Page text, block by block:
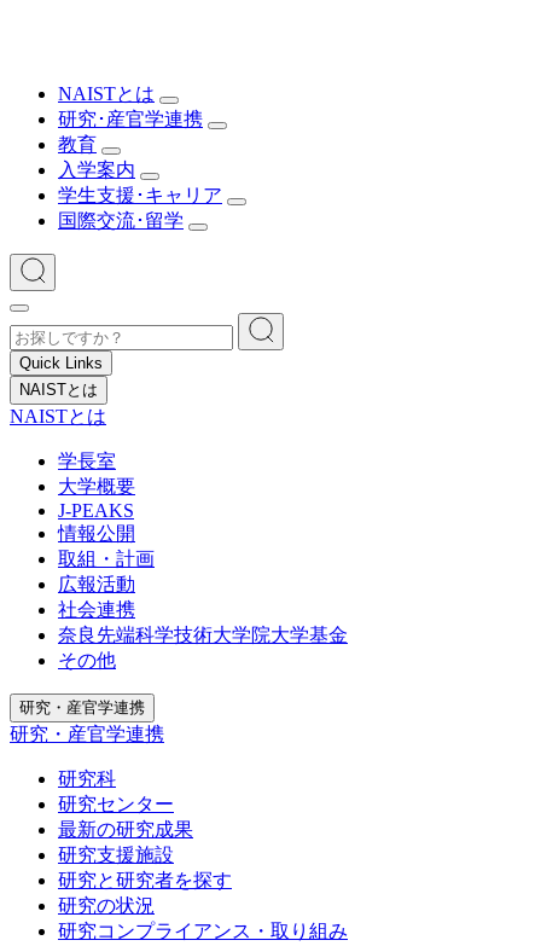
NAISTとは
研究･産官学連携
教育
入学案内
学生支援･キャリア
国際交流･留学
Quick Links
NAISTとは
NAISTとは
学長室
大学概要
J-PEAKS
情報公開
取組・計画
広報活動
社会連携
奈良先端科学技術大学院大学基金
その他
研究・産官学連携
研究・産官学連携
研究科
研究センター
最新の研究成果
研究支援施設
研究と研究者を探す
研究の状況
研究コンプライアンス・取り組み